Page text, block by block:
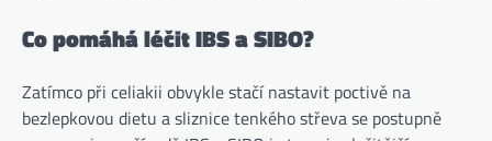
Co pomáhá léčit IBS a SIBO?
Zatímco při celiakii obvykle stačí nastavit poctivě na
bezlepkovou dietu a sliznice tenkého střeva se postupně